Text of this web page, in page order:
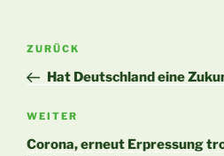
Beitragsnavigation
Vorheriger
Beitrag
ZURÜCK
Hat Deutschland eine
Nächster
Beitrag
WEITER
Corona, erneut Erpressung